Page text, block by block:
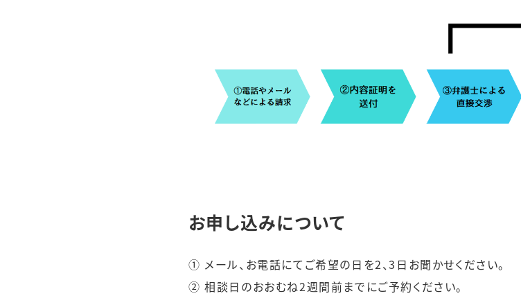
お申し込みについて
① メール、お電話にてご希望の日を2、3日お聞かせください。
② 相談日のおおむね2週間前までにご予約ください。